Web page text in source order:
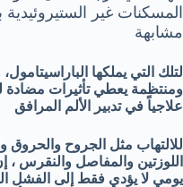
المسكنات غير
مشابهة
لتلك التي يملكها
ومنتظمة يعطي تأثيرات مضادة
علاجياً في تدبير الألم المرافق
للالتهاب مثل الجروح والحروق
اللوزتين والمفاصل والنقرس
يومي لا يؤدي فقط إلى الفشل